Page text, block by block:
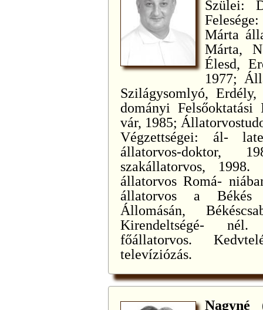
Szülei:
Márta
Márta,
Élesd,
1977;
Szilágysomlyó,
dományi
vár, 1985;
Végzettségei: ál-
állatorvos-doktor,
szakállatorvos,
állatorvos Romá-
állatorvos a Békés
Állomásán,
Kirendeltségé- nél.
főállatorvos.
televíziózás.
Nagyné